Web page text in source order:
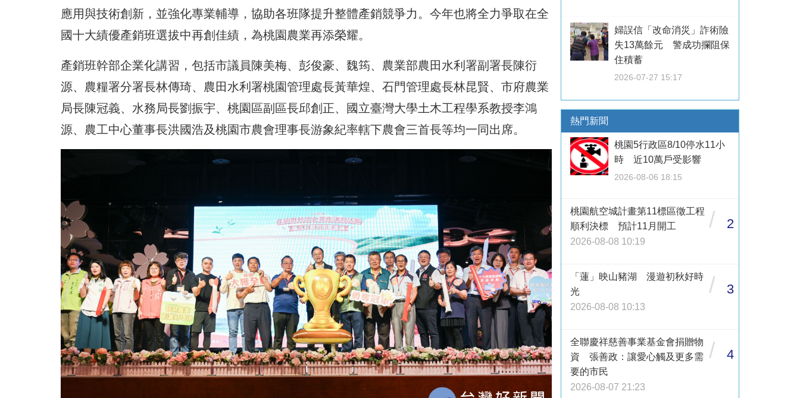
應用與技術創新，並強化專業輔導，協助各班隊提升整體產銷競爭力。今年也將全力爭取在全
國十大績優產銷班選拔中再創佳績，為桃園農業再添榮耀。
產銷班幹部企業化講習，包括市議員陳美梅、彭俊豪、魏筠、農業部農田水利署副署長陳衍
源、農糧署分署長林傳琦、農田水利署桃園管理處長黃華煌、石門管理處長林昆賢、市府農業
局長陳冠義、水務局長劉振宇、桃園區副區長邱創正、國立臺灣大學土木工程學系教授李鴻
源、農工中心董事長洪國浩及桃園市農會理事長游象紀率轄下農會三首長等均一同出席。
婦誤信「改命消災」詐術險
失13萬餘元 警成功攔阻保
住積蓄
2026-07-27 15:17
熱門新聞
桃園5行政區8/10停水11小
時 近10萬戶受影響
2026-08-06 18:15
桃園航空城計畫第11標區徵工程
順利決標 預計11月開工
2026-08-08 10:19
/ 2
「蓮」映山豬湖 漫遊初秋好時
光
2026-08-08 10:13
/ 3
全聯慶祥慈善事業基金會捐贈物
資 張善政：讓愛心觸及更多需
要的市民
2026-08-07 21:23
/ 4